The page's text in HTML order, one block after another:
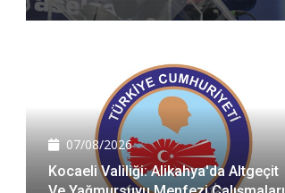
07/08/2026
Kocaeli Valiliği: Alikahya'da Altgeçit